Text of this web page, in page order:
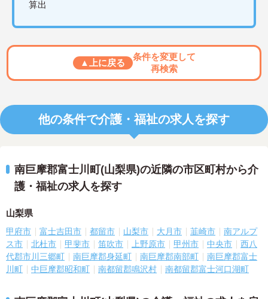
算出
▲上に戻る
条件を変更して
再検索
他の条件で介護・福祉の求人を探す
南巨摩郡富士川町(山梨県)の近隣の市区町村から介
護・福祉の求人を探す
山梨県
甲府市 富士吉田市 都留市 山梨市 大月市 韮崎市
南アルプ
ス市
北杜市 甲斐市 笛吹市 上野原市 甲州市 中央市
西八
代郡市川三郷町
南巨摩郡身延町 南巨摩郡南部町
南巨摩郡富士
川町
中巨摩郡昭和町 南都留郡鳴沢村 南都留郡富士河口湖町